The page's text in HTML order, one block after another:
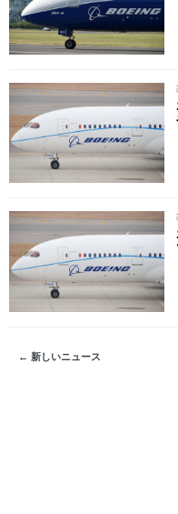
/
/
← 新しいニュース